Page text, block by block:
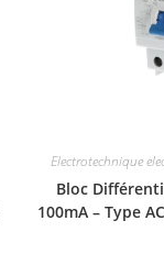
Electrotechnique
Bloc
100mA – Type